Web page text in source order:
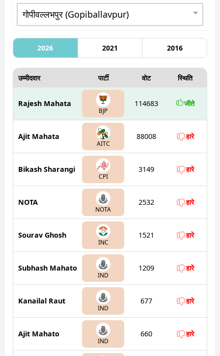
2026 2021 2016
उम्मीदवार पार्टी वोट स्थिति
Rajesh Mahata
BJP
114683 जीते
Ajit Mahata
AITC
88008 हारे
Bikash Sharangi
CPI
3149 हारे
NOTA
NOTA
2532 हारे
Sourav Ghosh
INC
1521 हारे
Subhash Mahato
IND
1209 हारे
Kanailal Raut
IND
677 हारे
Ajit Mahato
IND
660 हारे